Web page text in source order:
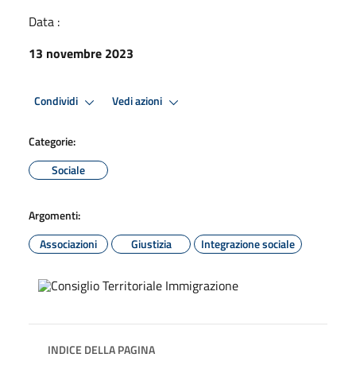
Data :
13 novembre 2023
Condividi Vedi azioni
Categorie:
Sociale
Argomenti:
Associazioni
Giustizia Integrazione sociale
INDICE DELLA PAGINA